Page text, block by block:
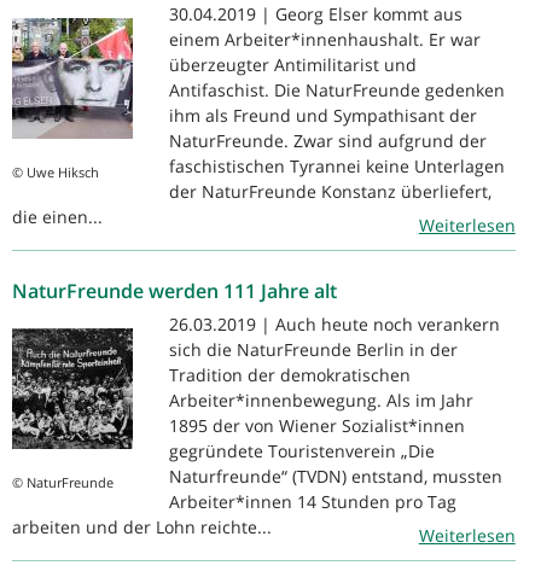
© Uwe Hiksch
30.04.2019 | Georg Elser kommt aus
einem Arbeiter*innenhaushalt. Er war
überzeugter Antimilitarist und
Antifaschist. Die NaturFreunde gedenken
ihm als Freund und Sympathisant der
NaturFreunde. Zwar sind aufgrund der
faschistischen Tyrannei keine Unterlagen
der NaturFreunde Konstanz überliefert,
die einen...
Weiterlesen
NaturFreunde werden 111 Jahre alt
© NaturFreunde
26.03.2019 | Auch heute noch verankern
sich die NaturFreunde Berlin in der
Tradition der demokratischen
Arbeiter*innenbewegung. Als im Jahr
1895 der von Wiener Sozialist*innen
gegründete Touristenverein „Die
Naturfreunde“ (TVDN) entstand, mussten
Arbeiter*innen 14 Stunden pro Tag
arbeiten und der Lohn reichte...
Weiterlesen